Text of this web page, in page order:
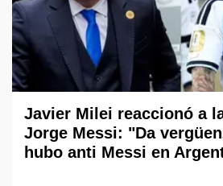
Javier Milei reaccionó a
Jorge Messi: "Da
hubo anti Messi en